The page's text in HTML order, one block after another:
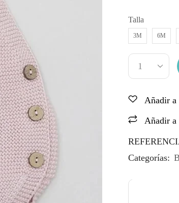
Talla
3M 6M
Añadir a
Añadir a
Categorías: